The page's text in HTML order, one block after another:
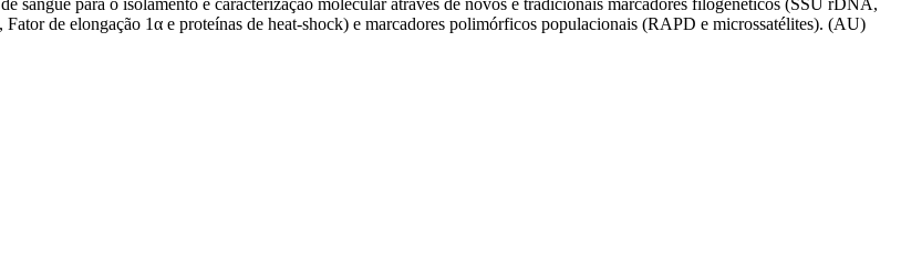
de elongação 1α e proteínas de heat-shock) e marcadores polimórficos populacionais (RAPD e microssatélites). (AU)